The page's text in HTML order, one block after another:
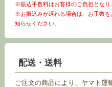
※振込手数料はお客様のご負担となり
※お振込みが遅れる場合は、お手数
知らせください。
配送・送料
ご注文の商品により、ヤマト運